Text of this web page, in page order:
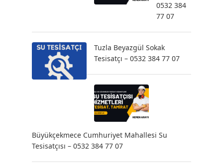
0532 384
77 07
Tuzla Beyazgül Sokak
Tesisatçı – 0532 384 77 07
Büyükçekmece Cumhuriyet Mahallesi Su
Tesisatçısı – 0532 384 77 07